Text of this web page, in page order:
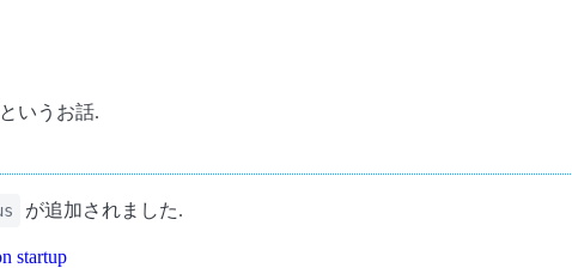
いうお話.
が追加されました.
startup